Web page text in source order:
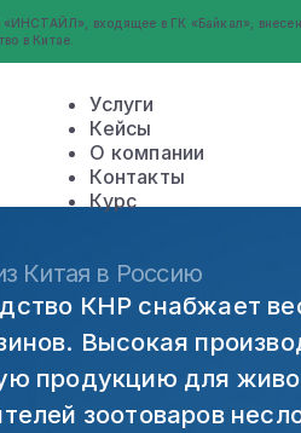
входящее в ГК «Байкал»,
в Китае.
Услуги
Кейсы
О компании
Контакты
Курс
Китая в Россию
КНР снабжает
Высокая
продукцию для
зоотоваров